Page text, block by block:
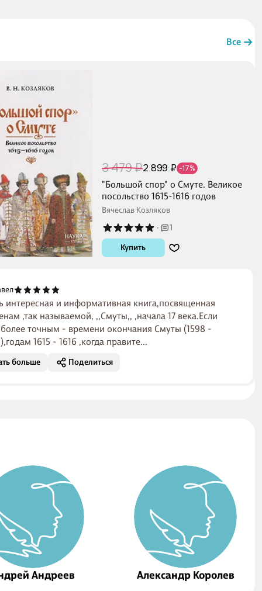
Все
3 479 ₽2 899 ₽ -17%
"Большой спор" о Смуте. Великое
посольство 1615-1616 годов
Вячеслав Козляков
·
1
Купить
интересная и информативная книга,посвященная
,так называемой, ,,Смуты,, ,начала 17 века.Если
точным - времени окончания Смуты (1598 -
1615 - 1616 ,когда правите...
больше Поделиться
Андреев Александр Королев